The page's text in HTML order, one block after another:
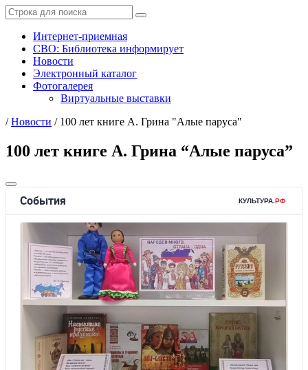
Интернет-приемная
СВО: Библиотека информирует
Новости
Электронный каталог
Фотогалерея
Виртуальные выставки
/Новости / 100 лет книге А. Грина "Алые паруса"
100 лет книге А. Грина “Алые паруса”